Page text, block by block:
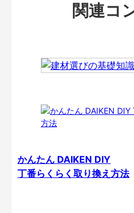
関連コ
かんたん DAIKEN DIY
丁番らくらく取り換え方法